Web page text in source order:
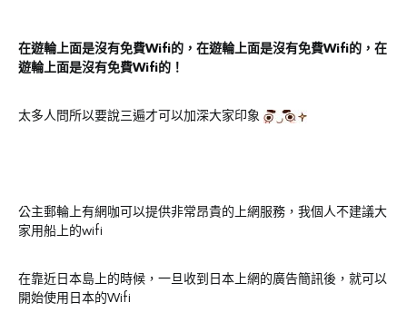
在遊輪上面是沒有免費Wifi的，在遊輪上面是沒有免費Wifi的，在
遊輪上面是沒有免費Wifi的！
太多人問所以要說三遍才可以加深大家印象
公主郵輪上有網咖可以提供非常昂貴的上網服務，我個人不建議大
家用船上的wifi
在靠近日本島上的時候，一旦收到日本上網的廣告簡訊後，就可以
開始使用日本的Wifi